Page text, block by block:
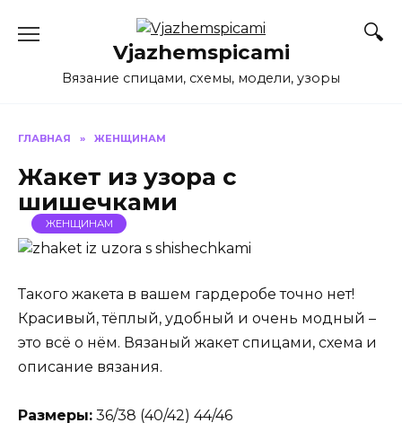
Vjazhemspicami
Вязание спицами, схемы, модели, узоры
ГЛАВНАЯ » ЖЕНЩИНАМ
Жакет из узора с
шишечками
ЖЕНЩИНАМ
Такого жакета в вашем гардеробе точно нет!
Красивый, тёплый, удобный и очень модный –
это всё о нём. Вязаный жакет спицами, схема и
описание вязания.
Размеры: 36/38 (40/42) 44/46